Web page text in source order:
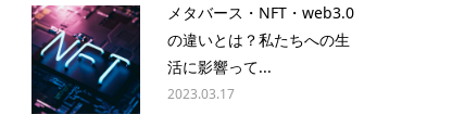
メタバース・NFT・web3.0
の違いとは？私たちへの生
活に影響って...
2023.03.17